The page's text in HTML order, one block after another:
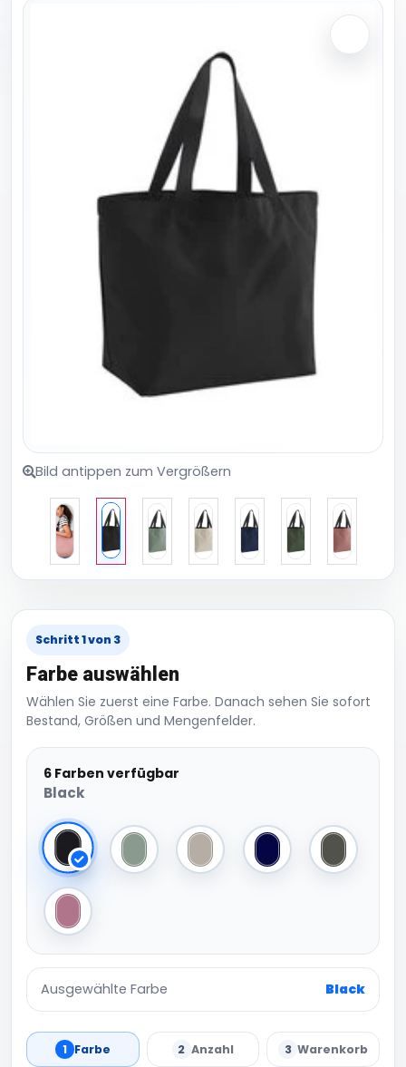
Bild antippen zum Vergrößern
Schritt 1 von 3
Farbe auswählen
Wählen Sie zuerst eine Farbe. Danach sehen Sie sofort
Bestand, Größen und Mengenfelder.
6 Farben verfügbar
Black
Black Dusty GreenNatural StoneNavy Pine Green
Rose Pink
Ausgewählte Farbe Black
1 Farbe 2 Anzahl 3 Warenkorb